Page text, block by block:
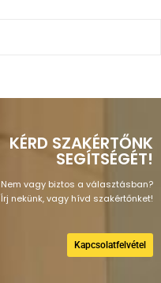
KÉRD SZAKÉRTŐNK
SEGÍTSÉGÉT!
Nem vagy biztos a választásban?
Írj nekünk, vagy hívd szakértőnket!
Kapcsolatfelvétel